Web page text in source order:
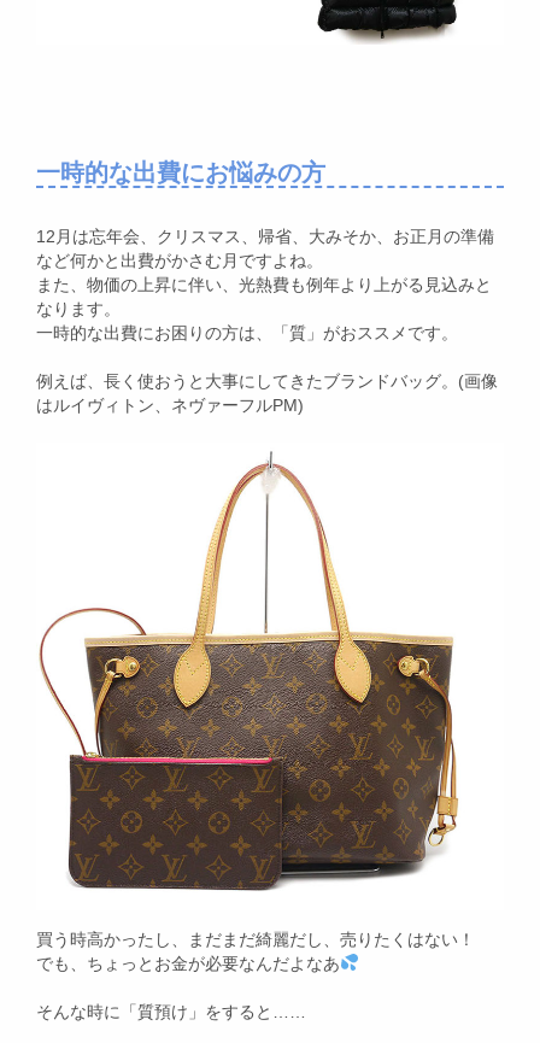
一時的な出費にお悩みの方
12月は忘年会、クリスマス、帰省、大みそか、お正月の準備
など何かと出費がかさむ月ですよね。
また、物価の上昇に伴い、光熱費も例年より上がる見込みと
なります。
一時的な出費にお困りの方は、「質」がおススメです。
例えば、長く使おうと大事にしてきたブランドバッグ。(画像
はルイヴィトン、ネヴァーフルPM)
買う時高かったし、まだまだ綺麗だし、売りたくはない！
でも、ちょっとお金が必要なんだよなあ
そんな時に「質預け」をすると……